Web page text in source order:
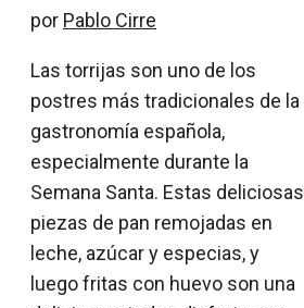
por Pablo Cirre
Las torrijas son uno de los
postres más tradicionales de la
gastronomía española,
especialmente durante la
Semana Santa. Estas deliciosas
piezas de pan remojadas en
leche, azúcar y especias, y
luego fritas con huevo son una